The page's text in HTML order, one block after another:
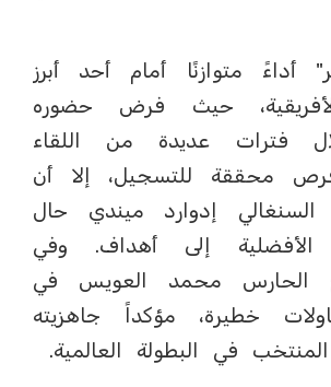
أداءً متوازنًا أمام أحد أبرز
حيث فرض حضوره
فترات عديدة من اللقاء
محققة للتسجيل، إلا أن
السنغالي إدوارد ميندي حال
إلى أهداف. وفي
الحارس محمد العويس في
خطيرة، مؤكداً جاهزيته
في البطولة العالمية.